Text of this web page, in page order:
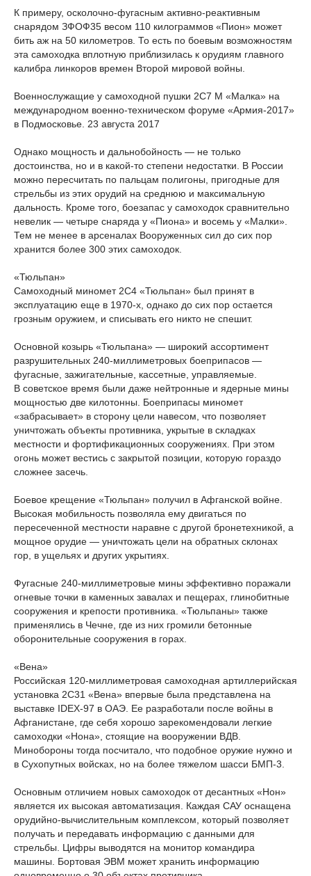
К примеру, осколочно-фугасным активно-реактивным
снарядом ЗФОФ35 весом 110 килограммов «Пион» может
бить аж на 50 километров. То есть по боевым возможностям
эта самоходка вплотную приблизилась к орудиям главного
калибра линкоров времен Второй мировой войны.
Военнослужащие у самоходной пушки 2С7 М «Малка» на
международном военно-техническом форуме «Армия-2017»
в Подмосковье. 23 августа 2017
Однако мощность и дальнобойность — не только
достоинства, но и в какой-то степени недостатки. В России
можно пересчитать по пальцам полигоны, пригодные для
стрельбы из этих орудий на среднюю и максимальную
дальность. Кроме того, боезапас у самоходок сравнительно
невелик — четыре снаряда у «Пиона» и восемь у «Малки».
Тем не менее в арсеналах Вооруженных сил до сих пор
хранится более 300 этих самоходок.
«Тюльпан»
Самоходный миномет 2С4 «Тюльпан» был принят в
эксплуатацию еще в 1970-х, однако до сих пор остается
грозным оружием, и списывать его никто не спешит.
Основной козырь «Тюльпана» — широкий ассортимент
разрушительных 240-миллиметровых боеприпасов —
фугасные, зажигательные, кассетные, управляемые.
В советское время были даже нейтронные и ядерные мины
мощностью две килотонны. Боеприпасы миномет
«забрасывает» в сторону цели навесом, что позволяет
уничтожать объекты противника, укрытые в складках
местности и фортификационных сооружениях. При этом
огонь может вестись с закрытой позиции, которую гораздо
сложнее засечь.
Боевое крещение «Тюльпан» получил в Афганской войне.
Высокая мобильность позволяла ему двигаться по
пересеченной местности наравне с другой бронетехникой, а
мощное орудие — уничтожать цели на обратных склонах
гор, в ущельях и других укрытиях.
Фугасные 240-миллиметровые мины эффективно поражали
огневые точки в каменных завалах и пещерах, глинобитные
сооружения и крепости противника. «Тюльпаны» также
применялись в Чечне, где из них громили бетонные
оборонительные сооружения в горах.
«Вена»
Российская 120-миллиметровая самоходная артиллерийская
установка 2С31 «Вена» впервые была представлена на
выставке IDEX-97 в ОАЭ. Ее разработали после войны в
Афганистане, где себя хорошо зарекомендовали легкие
самоходки «Нона», стоящие на вооружении ВДВ.
Минобороны тогда посчитало, что подобное оружие нужно и
в Сухопутных войсках, но на более тяжелом шасси БМП-3.
Основным отличием новых самоходок от десантных «Нон»
является их высокая автоматизация. Каждая САУ оснащена
орудийно-вычислительным комплексом, который позволяет
получать и передавать информацию с данными для
стрельбы. Цифры выводятся на монитор командира
машины. Бортовая ЭВМ может хранить информацию